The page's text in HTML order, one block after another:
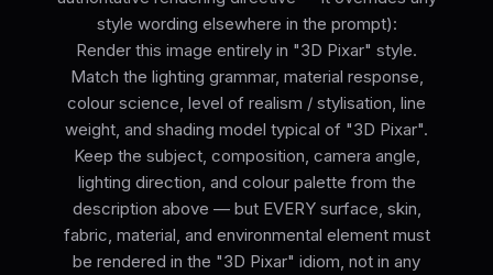
style wording elsewhere in the prompt):
Render this image entirely in "3D Pixar" style.
Match the lighting grammar, material response,
colour science, level of realism / stylisation, line
weight, and shading model typical of "3D Pixar".
Keep the subject, composition, camera angle,
lighting direction, and colour palette from the
description above — but EVERY surface, skin,
fabric, material, and environmental element must
be rendered in the "3D Pixar" idiom, not in any